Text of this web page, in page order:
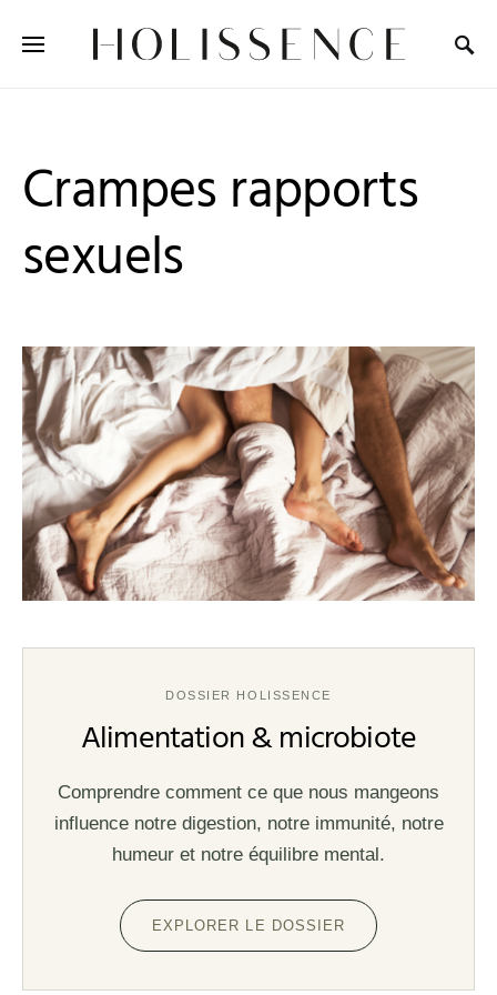
Crampes rapports
sexuels
DOSSIER HOLISSENCE
Alimentation & microbiote
Comprendre comment ce que nous mangeons
influence notre digestion, notre immunité, notre
humeur et notre équilibre mental.
EXPLORER LE DOSSIER